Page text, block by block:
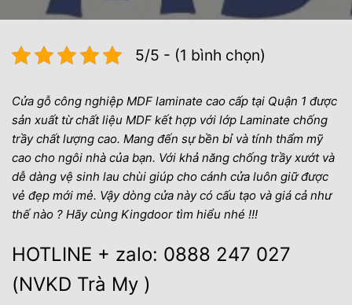
5/5 - (1 bình chọn)
Cửa gỗ công nghiệp MDF laminate cao cấp tại Quận 1 được
sản xuất từ chất liệu MDF kết hợp với lớp Laminate chống
trầy chất lượng cao. Mang đến sự bền bỉ và tính thẩm mỹ
cao cho ngôi nhà của bạn. Với khả năng chống trầy xướt và
dễ dàng vệ sinh lau chùi giúp cho cánh cửa luôn giữ được
vẻ đẹp mới mẻ. Vậy dòng cửa này có cấu tạo và giá cả như
thế nào ? Hãy cùng Kingdoor tìm hiểu nhé !!!
HOTLINE + zalo: 0888 247 027
(NVKD Trà My )